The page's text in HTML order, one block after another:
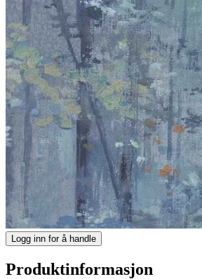
Logg inn for å handle
Produktinformasjon